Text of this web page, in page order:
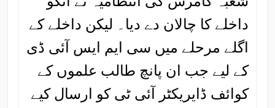
داخلے کا چالان دے دیا۔ لیکن داخلے کے
اگلے مرحلے میں سی ایم ایس آئی ڈی
کے لیے جب ان پانچ طالب علموں کے
کوائف ڈایریکٹر آئی ٹی کو ارسال کیے